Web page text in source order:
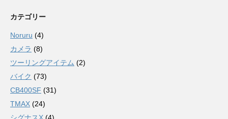
カテゴリー
Noruru (4)
カメラ (8)
ツーリングアイテム (2)
バイク (73)
CB400SF (31)
TMAX (24)
シグナスX (4)